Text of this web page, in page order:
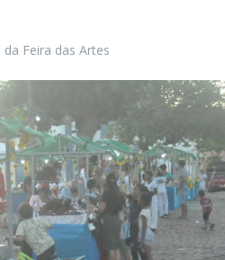
Feira das Artes